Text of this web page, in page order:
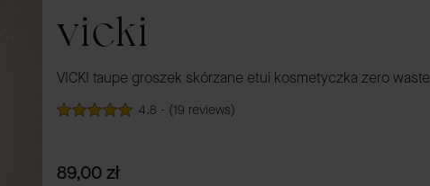
vicki
VICKI taupe groszek skórzane etui kosmetyczka zero waste
4.8 - (19 reviews)
Cena
89,00 zł